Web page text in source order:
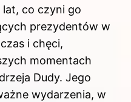
co czyni go
prezydentów w
i chęci,
momentach
Dudy. Jego
wydarzenia, w